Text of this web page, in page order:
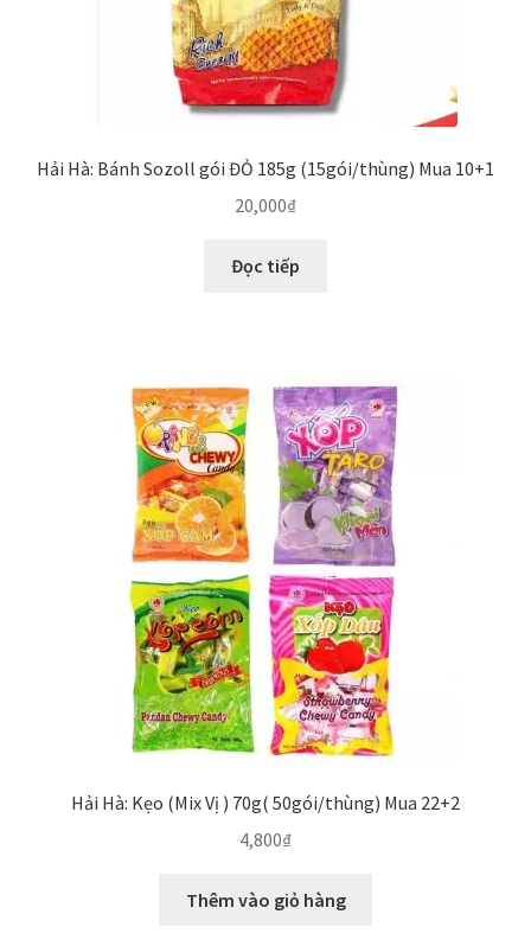
Hải Hà: Bánh Sozoll gói ĐỎ 185g (15gói/thùng) Mua 10+1
20,000₫
Đọc tiếp
Hải Hà: Kẹo (Mix Vị ) 70g( 50gói/thùng) Mua 22+2
4,800₫
Thêm vào giỏ hàng